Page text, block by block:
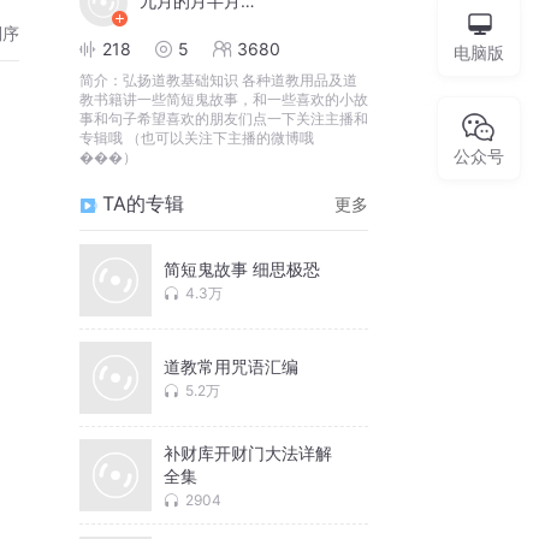
218 5 3680
简介： 弘扬道教基础知识 各种道教用品及道
教书籍讲一些简短鬼故事，和一些喜欢的小故
事和句子希望喜欢的朋友们点一下关注主播和
专辑哦 （也可以关注下主播的微博哦
���）
TA的专辑 更多
简短鬼故事 细思极恐
4.3万
道教常用咒语汇编
5.2万
补财库开财门大法详解
全集
2904
电脑版
公众号